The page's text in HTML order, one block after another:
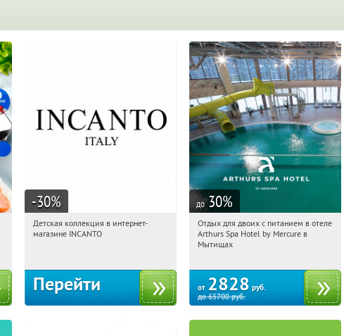
-30%
12:34:12
Получи первым!
Детская коллекция в интернет-
магазине INCANTO
Перейти
до 30%
12:34:12
Купи первым!
Московская обл., г. Мытищи, д.
Отдых для двоих с питанием в отеле
Arthurs Spa Hotel by Mercure в
Мытищах
от 2828 руб.
до65700руб.